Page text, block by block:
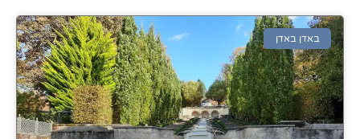
באדן באדן